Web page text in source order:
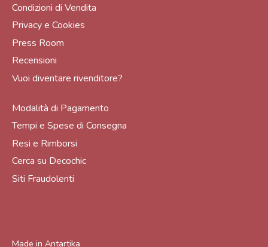
Condizioni di Vendita
Privacy e Cookies
Press Room
Recensioni
Vuoi diventare rivenditore?
Modalità di Pagamento
Tempi e Spese di Consegna
Resi e Rimborsi
Cerca su Decochic
Siti Fraudolenti
Made in Antartika